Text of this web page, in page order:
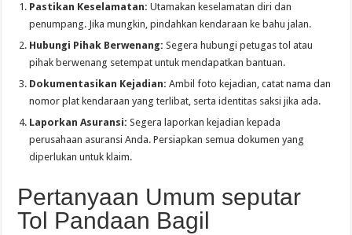
Pastikan Keselamatan: Utamakan keselamatan diri dan
penumpang. Jika mungkin, pindahkan kendaraan ke bahu jalan.
Hubungi Pihak Berwenang: Segera hubungi petugas tol atau
pihak berwenang setempat untuk mendapatkan bantuan.
Dokumentasikan Kejadian: Ambil foto kejadian, catat nama dan
nomor plat kendaraan yang terlibat, serta identitas saksi jika ada.
Laporkan Asuransi: Segera laporkan kejadian kepada
perusahaan asuransi Anda. Persiapkan semua dokumen yang
diperlukan untuk klaim.
Pertanyaan Umum seputar
Tol Pandaan Bagil